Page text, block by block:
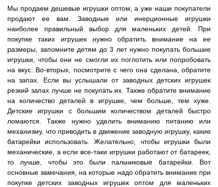
Мы продаем дешевые игрушки оптом, а уже наши покупатели
продают ее вам. Заводные или инерционные игрушки
наиболее правильный выбор для маленьких детей. При
покупке таких игрушек нужно обратить внимание на ее
размеры, запомните детям до 3 лет нужно покупать большие
игрушки, чтобы они не смогли их поглотить или попробовать
на вкус. Во-вторых, посмотрите с чего она сделана, обратите
на запах. Если вы услышали от заводных детских игрушек
резкий запах лучше не покупать их. Также обратите внимание
на количество деталей в игрушке, чем больше, тем хуже.
Детские игрушки с большим количеством деталей быстро
ломаются. Также нужно уделить вниманию питанию или
механизму, что приводить в движение заводную игрушку, какие
батарейки использовать. Желательно, чтобы игрушки были
механические, а если все-таки игрушки работают от батареек,
то лучше, чтобы это были пальчиковые батарейки. Вот
основные замечания, на которые надо обратить внимание при
покупке детских заводных игрушек оптом для маленьких